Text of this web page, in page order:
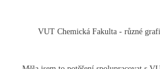
VUT Chemická Fakulta - různé